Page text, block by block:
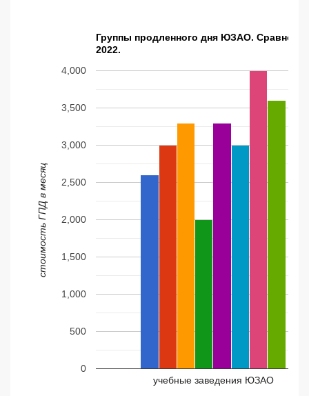
Группы продленного дня ЮЗАО.
2022.
учебные заведения ЮЗАО
0
500
1,000
1,500
2,000
2,500
3,000
3,500
4,000
стоимость ГПД в месяц